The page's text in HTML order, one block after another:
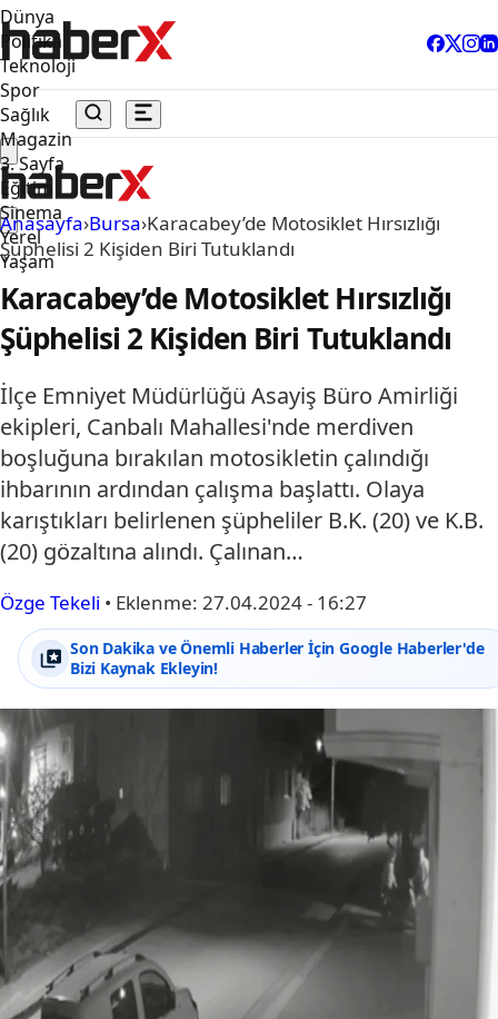
Dünya
Politika
Teknoloji
Spor
Sağlık
Magazin
3. Sayfa
Eğitim
Sinema
Yerel
Yaşam
Anasayfa›Bursa›Karacabey’de Motosiklet Hırsızlığı
Şüphelisi 2 Kişiden Biri Tutuklandı
Karacabey’de Motosiklet Hırsızlığı
Şüphelisi 2 Kişiden Biri Tutuklandı
İlçe Emniyet Müdürlüğü Asayiş Büro Amirliği
ekipleri, Canbalı Mahallesi'nde merdiven
boşluğuna bırakılan motosikletin çalındığı
ihbarının ardından çalışma başlattı. Olaya
karıştıkları belirlenen şüpheliler B.K. (20) ve K.B.
(20) gözaltına alındı. Çalınan…
Özge Tekeli • Eklenme: 27.04.2024 - 16:27
Son Dakika ve Önemli Haberler İçin Google Haberler'de
Bizi Kaynak Ekleyin!